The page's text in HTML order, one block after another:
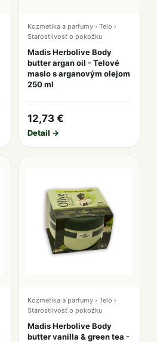
Kozmetika a parfumy › Telo ›
Starostlivosť o pokožku
Madis Herbolive Body
butter argan oil - Telové
maslo s arganovým olejom
250 ml
12,73 €
Detail →
Kozmetika a parfumy › Telo ›
Starostlivosť o pokožku
Madis Herbolive Body
butter vanilla & green tea -